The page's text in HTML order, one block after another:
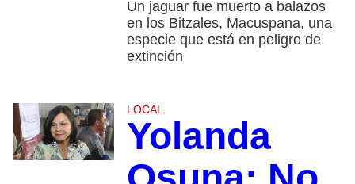
Un jaguar fue muerto a balazos
en los Bitzales, Macuspana, una
especie que está en peligro de
extinción
LOCAL
Yolanda